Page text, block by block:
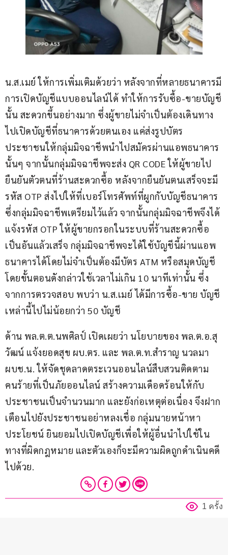
น.ส.เมย์ ให้การเพิ่มเติมด้วยว่า หลังจากที่หลายธนาคารมี
การเปิดบัญชีแบบออนไลน์ได้ ทำให้การรับซื้อ-ขายบัญชี
นั้น สะดวกขึ้นอย่างมาก ซึ่งผู้ขายไม่จำเป็นต้องเดินทาง
ไปเปิดบัญชีที่ธนาคารด้วยตนเอง แค่ส่งรูปบัตร
ประชาชนให้กลุ่มมิจฉาชีพนำไปสมัครผ่านแอพธนาคาร
นั้นๆ จากนั้นกลุ่มมิจฉาชีพจะส่ง QR CODE ให้ผู้ขายไป
ยืนยันตัวตนที่ร้านสะดวกซื้อ หลังจากยืนยันตนเสร็จจะมี
รหัส OTP ส่งไปให้ที่เบอร์โทรศัพท์ที่ผูกกับบัญชีธนาคาร
ซึ่งกลุ่มมิจฉาชีพเตรียมไว้แล้ว จากนั้นกลุ่มมิจฉาชีพจึงได้
แจ้งรหัส OTP ให้ผู้ขายกรอกในระบบที่ร้านสะดวกซื้อ
เป็นอันแล้วเสร็จ กลุ่มมิจฉาชีพจะได้ใช้บัญชีนี้ผ่านแอพ
ธนาคารได้โดยไม่จำเป็นต้องมีบัตร ATM หรือสมุดบัญชี
โดยขั้นตอนดังกล่าวใช้เวลาไม่เกิน 10 นาทีเท่านั้น ซึ่ง
จากการตรวจสอบ พบว่า น.ส.เมย์ ได้มีการซื้อ-ขาย บัญชี
เหล่านี้ไปไม่น้อยกว่า 50 บัญชี
ด้าน พล.ต.ต.นพศิลป์ เปิดเผยว่า นโยบายของ พล.ต.อ.สุ
วัฒน์ แจ้งยอดสุข ผบ.ตร. และ พล.ต.ท.สำราญ นวลมา
ผบช.น. ให้จัดชุดลาดตระเวนออนไลน์สืบสวนติดตาม
คนร้ายที่เป็นภัยออนไลน์ สร้างความเดือดร้อนให้กับ
ประชาชนเป็นจำนวนมาก และยังก่อเหตุต่อเนื่อง จึงฝาก
เตือนไปยังประชาชนอย่าหลงเชื่อ กลุ่มนายหน้าหา
ประโยชน์ ยินยอมไปเปิดบัญชีเพื่อให้ผู้อื่นนำไปใช้ใน
ทางที่ผิดกฎหมาย และตัวเองก็จะมีความผิดถูกดำเนินคดี
ไปด้วย.
1 ครั้ง